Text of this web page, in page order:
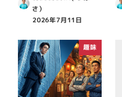
さ）
2026年7月11日
趣味